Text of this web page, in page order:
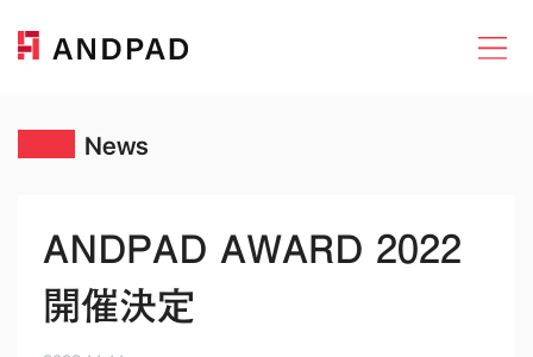
News
ANDPAD AWARD 2022
開催決定